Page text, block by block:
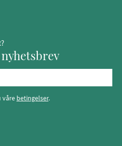
våre betingelser.